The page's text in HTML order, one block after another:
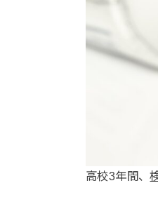
高校3年間、